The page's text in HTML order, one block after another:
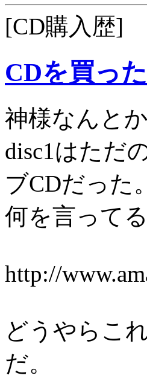
[CD購入歴]
CDを買っ
神様なんと
disc1はただ
ブCDだった。
何を言って
http://
どうやらこ
だ。